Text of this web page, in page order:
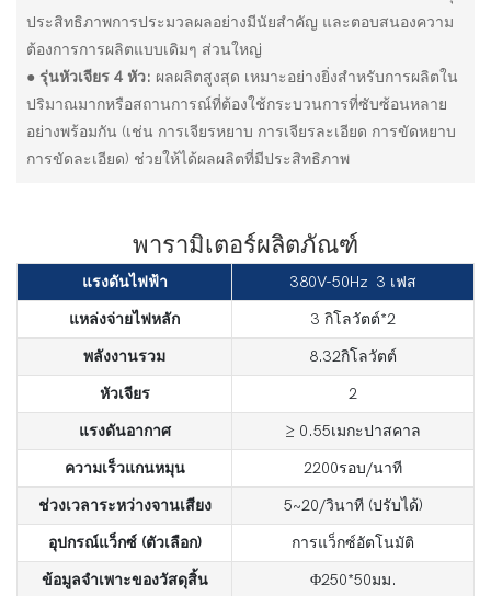
ประสิทธิภาพการประมวลผลอย่างมีนัยสำคัญ และตอบสนองความ
ต้องการการผลิตแบบเดิมๆ ส่วนใหญ่
● รุ่นหัวเจียร 4 หัว: ผลผลิตสูงสุด เหมาะอย่างยิ่งสำหรับการผลิตใน
ปริมาณมากหรือสถานการณ์ที่ต้องใช้กระบวนการที่ซับซ้อนหลาย
อย่างพร้อมกัน (เช่น การเจียรหยาบ การเจียรละเอียด การขัดหยาบ
การขัดละเอียด) ช่วยให้ได้ผลผลิตที่มีประสิทธิภาพ
พารามิเตอร์ผลิตภัณฑ์
แรงดันไฟฟ้า
380V-50Hz 3 เฟส
แหล่งจ่ายไฟหลัก
3 กิโลวัตต์*2
พลังงานรวม
8.32กิโลวัตต์
หัวเจียร
2
แรงดันอากาศ
≥ 0.55เมกะปาสคาล
ความเร็วแกนหมุน
2200รอบ/นาที
ช่วงเวลาระหว่างจานเสียง
5~20/วินาที (ปรับได้)
อุปกรณ์แว็กซ์ (ตัวเลือก)
การแว็กซ์อัตโนมัติ
ข้อมูลจำเพาะของวัสดุสิ้น
Φ250*50มม.